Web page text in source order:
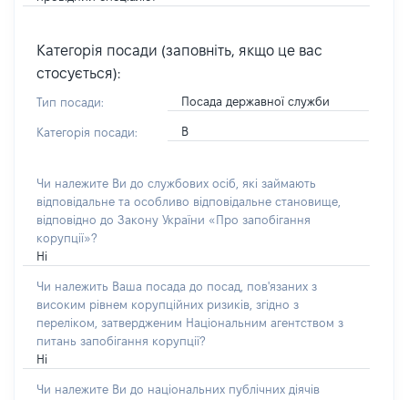
Категорія посади (заповніть, якщо це вас
стосується):
Тип посади: Посада державної служби
Категорія посади: В
Чи належите Ви до службових осіб, які займають
відповідальне та особливо відповідальне становище,
відповідно до Закону України «Про запобігання
корупції»?
Ні
Чи належить Ваша посада до посад, пов'язаних з
високим рівнем корупційних ризиків, згідно з
переліком, затвердженим Національним агентством з
питань запобігання корупції?
Ні
Чи належите Ви до національних публічних діячів